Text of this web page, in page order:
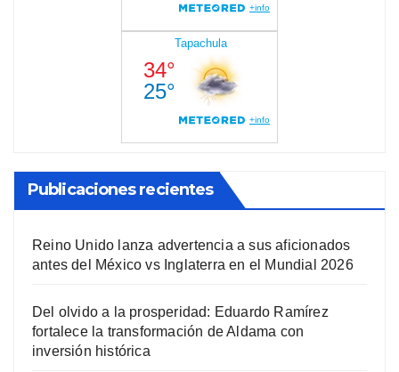
Publicaciones recientes
Reino Unido lanza advertencia a sus aficionados
antes del México vs Inglaterra en el Mundial 2026
Del olvido a la prosperidad: Eduardo Ramírez
fortalece la transformación de Aldama con
inversión histórica